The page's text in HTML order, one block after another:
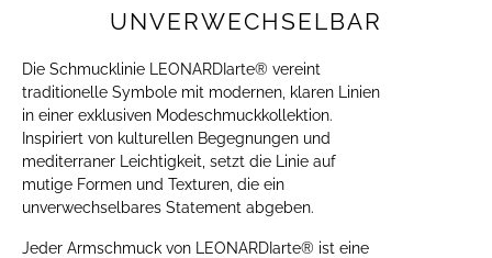
UNVERWECHSELBAR
Die Schmucklinie LEONARDIarte® vereint
traditionelle Symbole mit modernen, klaren Linien
in einer exklusiven Modeschmuckkollektion.
Inspiriert von kulturellen Begegnungen und
mediterraner Leichtigkeit, setzt die Linie auf
mutige Formen und Texturen, die ein
unverwechselbares Statement abgeben.
Jeder Armschmuck von LEONARDIarte® ist eine